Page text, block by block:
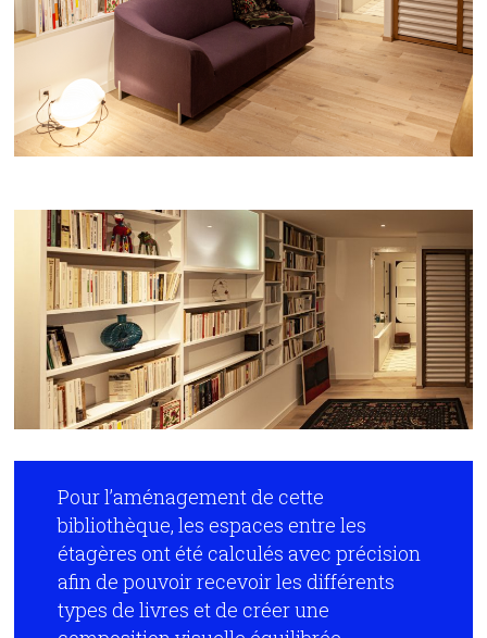
Pour l’aménagement de cette
bibliothèque, les espaces entre les
étagères ont été calculés avec précision
afin de pouvoir recevoir les différents
types de livres et de créer une